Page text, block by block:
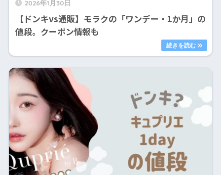
2026年1月30日
【ドンキvs通販】モラクの「ワンデー・1か月」の
値段。クーポン情報も